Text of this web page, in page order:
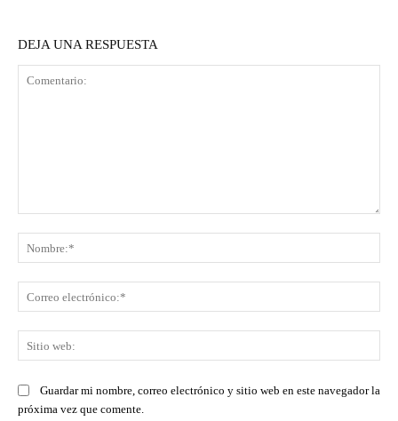
DEJA UNA RESPUESTA
Guardar mi nombre, correo electrónico y sitio web en este navegador la
próxima vez que comente.